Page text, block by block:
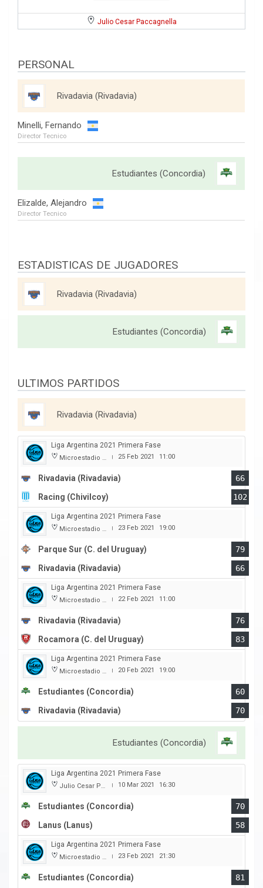
Julio Cesar Paccagnella
PERSONAL
Rivadavia (Rivadavia)
Minelli, Fernando
Director Tecnico
Estudiantes (Concordia)
Elizalde, Alejandro
Director Tecnico
ESTADISTICAS DE JUGADORES
Rivadavia (Rivadavia)
Estudiantes (Concordia)
ULTIMOS PARTIDOS
Rivadavia (Rivadavia)
Liga Argentina 2021 Primera Fase
Microestadio Antonio Rotili | 25 Feb 2021 11:00
Rivadavia (Rivadavia)
66
Racing (Chivilcoy)
102
Liga Argentina 2021 Primera Fase
Microestadio Antonio Rotili | 23 Feb 2021 19:00
Parque Sur (C. del Uruguay)
79
Rivadavia (Rivadavia)
66
Liga Argentina 2021 Primera Fase
Microestadio Antonio Rotili | 22 Feb 2021 11:00
Rivadavia (Rivadavia)
76
Rocamora (C. del Uruguay)
83
Liga Argentina 2021 Primera Fase
Microestadio Antonio Rotili | 20 Feb 2021 19:00
Estudiantes (Concordia)
60
Rivadavia (Rivadavia)
70
Estudiantes (Concordia)
Liga Argentina 2021 Primera Fase
Julio Cesar Paccagnella | 10 Mar 2021 16:30
Estudiantes (Concordia)
70
Lanus (Lanus)
58
Liga Argentina 2021 Primera Fase
Microestadio Antonio Rotili | 23 Feb 2021 21:30
Estudiantes (Concordia) 81